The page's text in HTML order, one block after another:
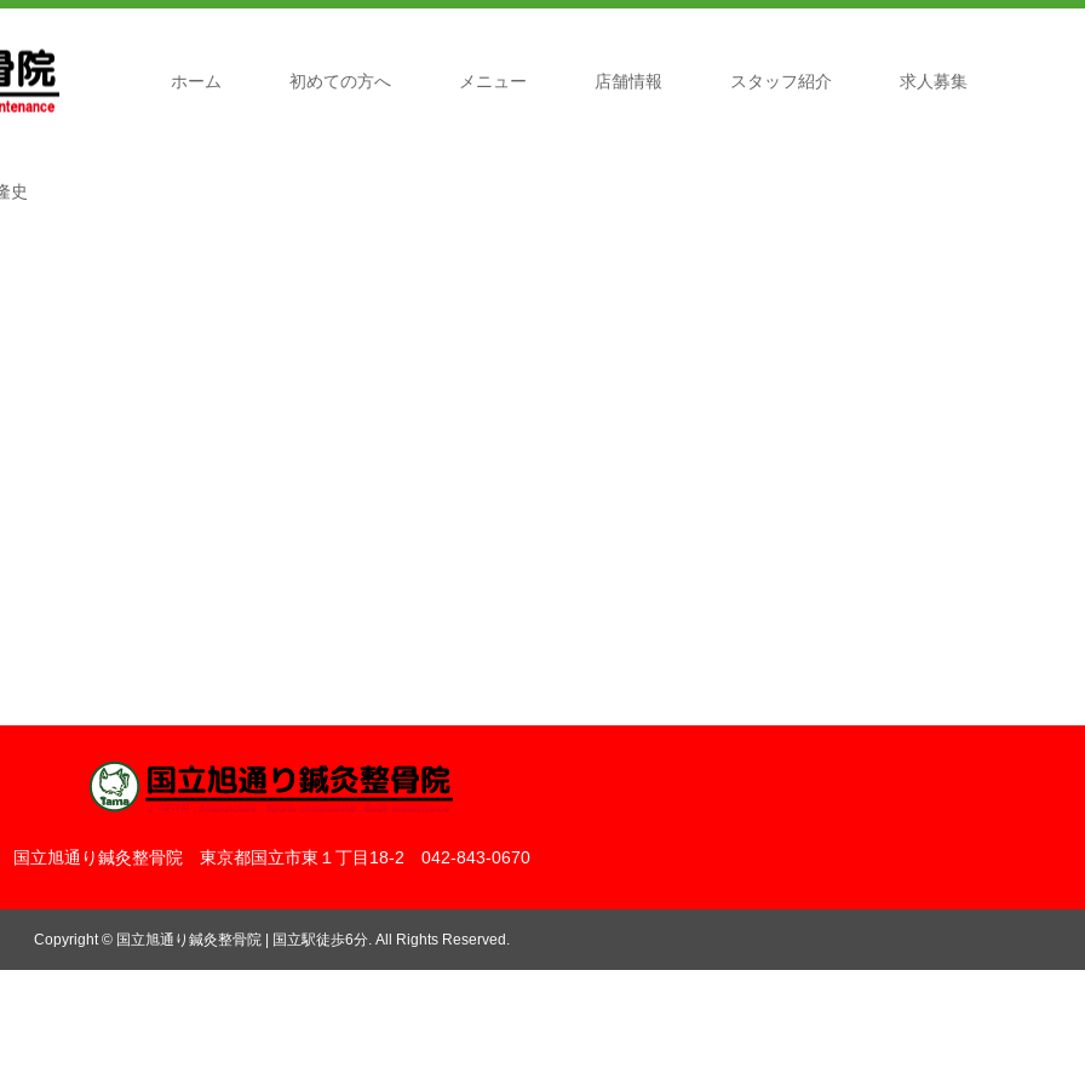
ホーム 初めての方へ メニュー 店舗情報 スタッフ紹介 求人募集
史
国立旭通り鍼灸整骨院 東京都国立市東１丁目18-2 042-843-0670
Copyright© 国立旭通り鍼灸整骨院 | 国立駅徒歩6分. All Rights Reserved.